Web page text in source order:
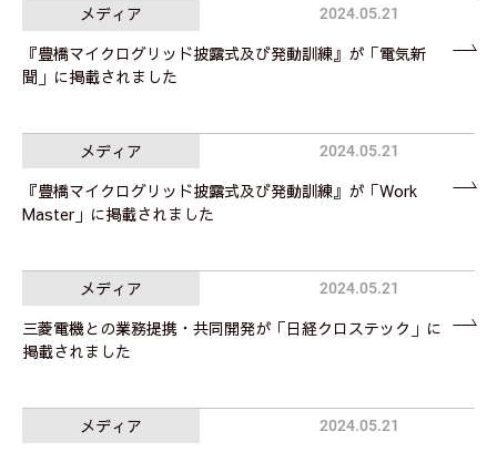
メディア
『豊橋マイクログリッド披露式及び発動訓練』が「電気新
聞」に掲載されました
2024.05.21
メディア
『豊橋マイクログリッド披露式及び発動訓練』が「Work
Master」に掲載されました
2024.05.21
メディア
三菱電機との業務提携・共同開発が「日経クロステック」に
掲載されました
2024.05.21
メディア
2024.05.21